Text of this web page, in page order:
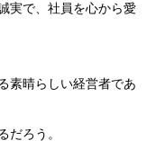
実で、社員を心から愛
素晴らしい経営者であ
だろう。